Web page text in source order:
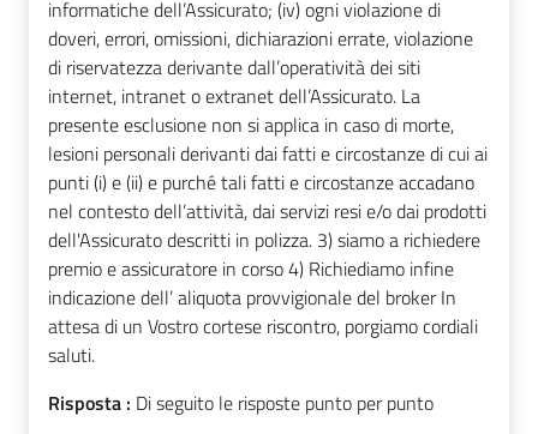
informatiche dell’Assicurato; (iv) ogni violazione di
doveri, errori, omissioni, dichiarazioni errate, violazione
di riservatezza derivante dall’operatività dei siti
internet, intranet o extranet dell’Assicurato. La
presente esclusione non si applica in caso di morte,
lesioni personali derivanti dai fatti e circostanze di cui ai
punti (i) e (ii) e purché tali fatti e circostanze accadano
nel contesto dell’attività, dai servizi resi e/o dai prodotti
dell'Assicurato descritti in polizza. 3) siamo a richiedere
premio e assicuratore in corso 4) Richiediamo infine
indicazione dell’ aliquota provvigionale del broker In
attesa di un Vostro cortese riscontro, porgiamo cordiali
saluti.
Risposta : Di seguito le risposte punto per punto